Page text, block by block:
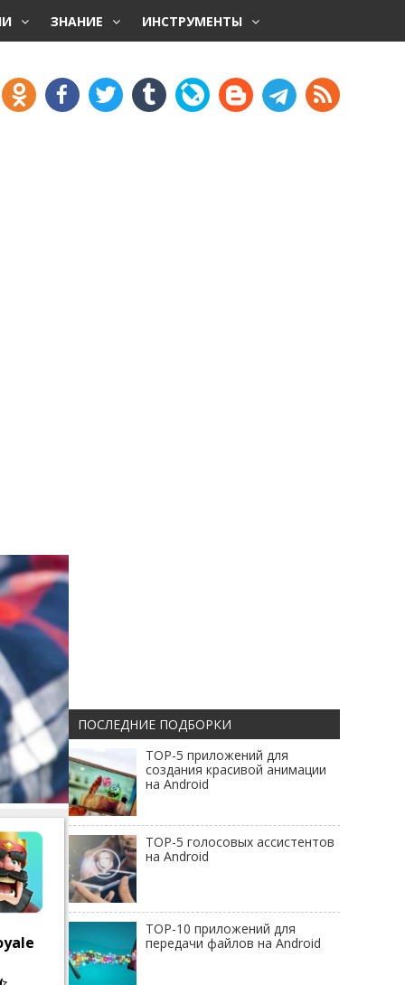
ЗНАНИЕ ИНСТРУМЕНТЫ
ПОСЛЕДНИЕ ПОДБОРКИ
TOP-5 приложений для
создания красивой анимации
на Android
TOP-5 голосовых ассистентов
на Android
TOP-10 приложений для
передачи файлов на Android